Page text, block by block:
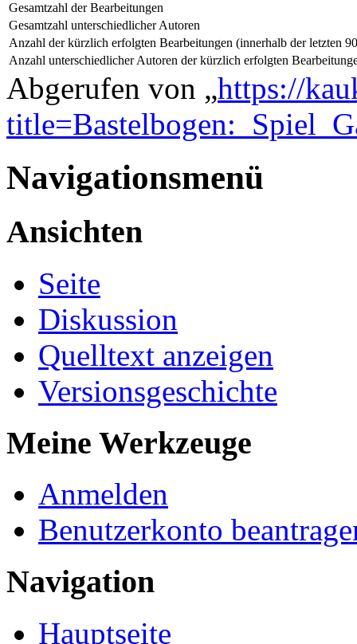
Gesamtzahl der Bearbeitungen
Gesamtzahl unterschiedlicher Autoren
Anzahl der kürzlich erfolgten Bearbeitungen (innerhalb der letzten
Anzahl unterschiedlicher Autoren der kürzlich erfolgten
Abgerufen von „https://
Navigationsmenü
Ansichten
Seite
Diskussion
Quelltext anzeigen
Versionsgeschichte
Meine Werkzeuge
Anmelden
Benutzerkonto
Navigation
Hauptseite